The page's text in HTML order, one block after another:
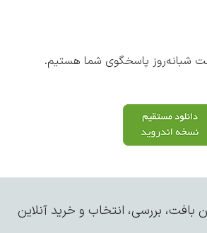
بافت، بررسی، انتخاب و خرید آنلاین